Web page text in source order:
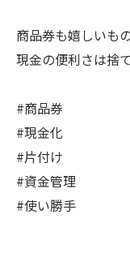
商品券も嬉しいも
現金の便利さは捨
#商品券
#現金化
#片付け
#資金管理
#使い勝手